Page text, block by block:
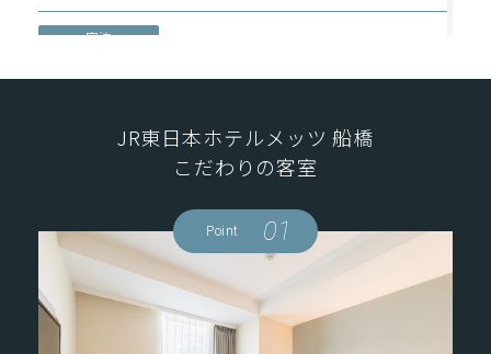
宿泊
Request on the Use of Power Banks
JR東日本ホテルメッツ 船橋
こだわりの客室
Point 01